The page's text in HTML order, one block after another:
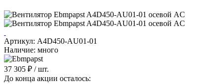
Артикул: A4D450-AU01-01
Наличие: много
37 305 ₽ / шт.
До конца акции осталось: